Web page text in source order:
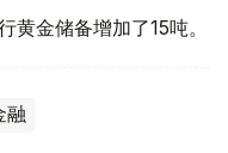
金储备增加了15吨。
融